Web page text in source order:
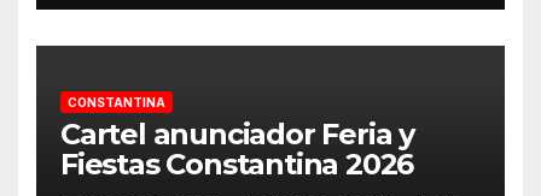
CONSTANTINA
Cartel anunciador Feria y
Fiestas Constantina 2026